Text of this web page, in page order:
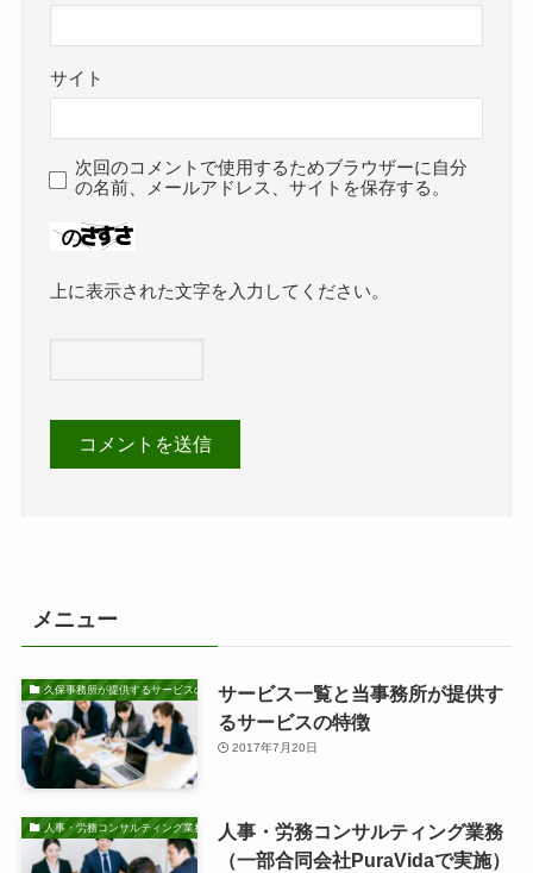
サイト
次回のコメントで使用するためブラウザーに自分
の名前、メールアドレス、サイトを保存する。
上に表示された文字を入力してください。
メニュー
久保事務所が提供するサービスの特徴サービス一覧と当事務所が提供す
るサービスの特徴
2017年7月20日
人事・労務コンサルティング業務
人事・労務コンサルティング業務
（一部合同会社PuraVidaで実施）